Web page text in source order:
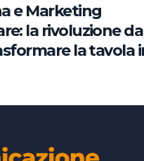
e Marketing
la rivoluzione
la tavola